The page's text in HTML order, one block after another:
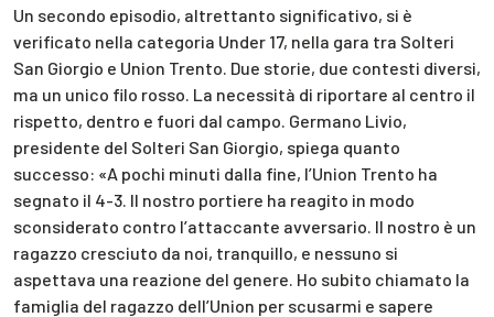
Un secondo episodio, altrettanto significativo, si è
verificato nella categoria Under 17, nella gara tra Solteri
San Giorgio e Union Trento. Due storie, due contesti diversi,
ma un unico filo rosso. La necessità di riportare al centro il
rispetto, dentro e fuori dal campo. Germano Livio,
presidente del Solteri San Giorgio, spiega quanto
successo: «A pochi minuti dalla fine, l’Union Trento ha
segnato il 4-3. Il nostro portiere ha reagito in modo
sconsiderato contro l’attaccante avversario. Il nostro è un
ragazzo cresciuto da noi, tranquillo, e nessuno si
aspettava una reazione del genere. Ho subito chiamato la
famiglia del ragazzo dell’Union per scusarmi e sapere